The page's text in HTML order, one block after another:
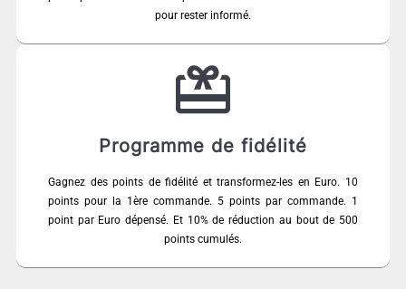
pour rester informé.
Programme de fidélité
Gagnez des points de fidélité et transformez-les en Euro. 10
points pour la 1ère commande. 5 points par commande. 1
point par Euro dépensé. Et 10% de réduction au bout de 500
points cumulés.